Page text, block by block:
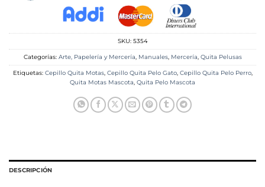
SKU: 5354
Categorías: Arte, Papelería y Mercería, Manuales, Mercería, Quita Pelusas
Etiquetas: Cepillo Quita Motas, Cepillo Quita Pelo Gato, Cepillo Quita Pelo Perro,
Quita Motas Mascota, Quita Pelo Mascota
DESCRIPCIÓN